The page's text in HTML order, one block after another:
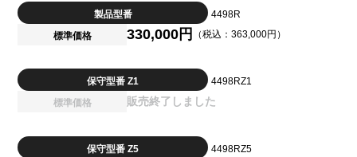
製品型番
4498R
標準価格
330,000円 （税込：363,000円）
保守型番 Z1
4498RZ1
標準価格
販売終了しました
保守型番 Z5
4498RZ5